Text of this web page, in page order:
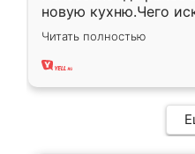
новую кухню.Чего
вполне довольна.
два года, нареканий
Читать полностью